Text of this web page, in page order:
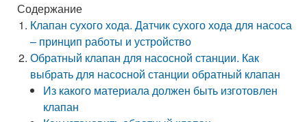
Содержание
Клапан сухого хода. Датчик сухого хода для насоса
– принцип работы и устройство
Обратный клапан для насосной станции. Как
выбрать для насосной станции обратный клапан
Из какого материала должен быть изготовлен
клапан